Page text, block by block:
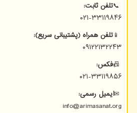
📞تلفن ثابت:
۰۲۱-۳۳۱۱۹۸۴۶
📱تلفن همراه(پشتیبانی سریع)
:
۰۹۱۲۲۱۳۲۲۴۳
📠فکس:
۰۲۱-۳۳۱۱۹۸۵۶
✉ایمیل رسمی:
info@arimasanat.org